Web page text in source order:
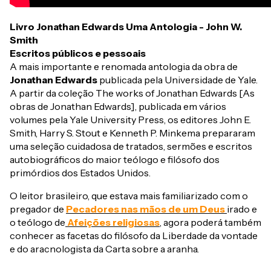
Livro Jonathan Edwards Uma Antologia - John W.
Smith
Escritos públicos e pessoais
A mais importante e renomada antologia da obra de
Jonathan Edwards publicada pela Universidade de Yale.
A partir da coleção The works of Jonathan Edwards [As
obras de Jonathan Edwards], publicada em vários
volumes pela Yale University Press, os editores John E.
Smith, Harry S. Stout e Kenneth P. Minkema prepararam
uma seleção cuidadosa de tratados, sermões e escritos
autobiográficos do maior teólogo e filósofo dos
primórdios dos Estados Unidos.
O leitor brasileiro, que estava mais familiarizado com o
pregador de Pecadores nas mãos de um Deus irado e
o teólogo de Afeições religiosas, agora poderá também
conhecer as facetas do filósofo da Liberdade da vontade
e do aracnologista da Carta sobre a aranha.